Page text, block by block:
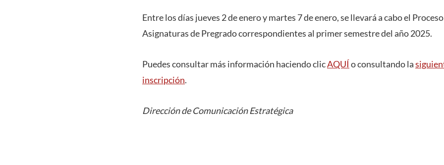
Entre los días jueves 2 de enero y martes 7 de enero, se llevará a cabo el
Asignaturas de Pregrado correspondientes al primer semestre del año 2025.
Puedes consultar más información haciendo clicAQUÍo consultando la
inscripción.
Dirección de Comunicación Estratégica